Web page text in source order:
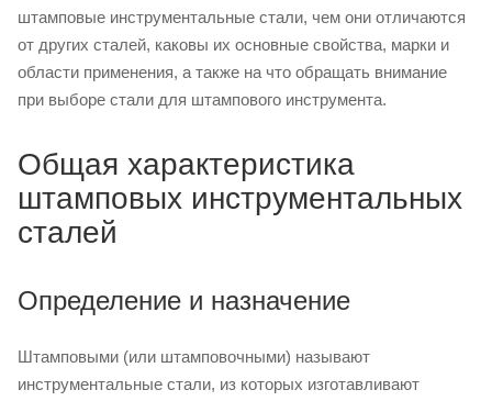
штамповые инструментальные стали, чем они отличаются
от других сталей, каковы их основные свойства, марки и
области применения, а также на что обращать внимание
при выборе стали для штампового инструмента.
Общая характеристика
штамповых инструментальных
сталей
Определение и назначение
Штамповыми (или штамповочными) называют
инструментальные стали, из которых изготавливают